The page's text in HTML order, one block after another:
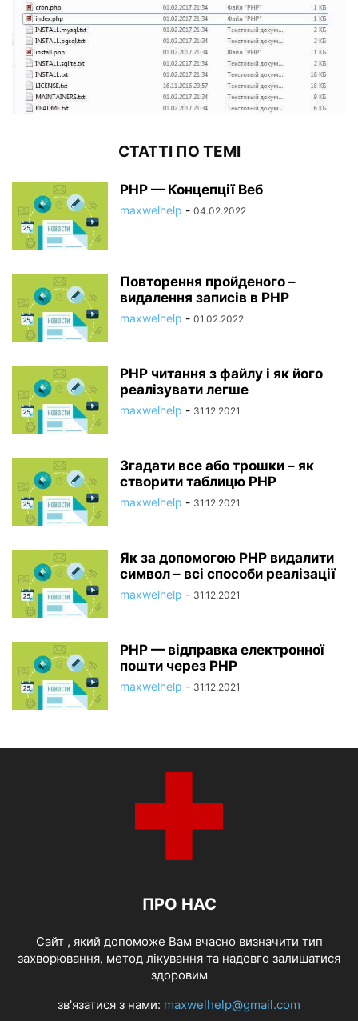
СТАТТІ ПО ТЕМІ
PHP — Концепції Веб
maxwelhelp - 04.02.2022
Повторення пройденого –
видалення записів в PHP
maxwelhelp - 01.02.2022
PHP читання з файлу і як його
реалізувати легше
maxwelhelp - 31.12.2021
Згадати все або трошки – як
створити таблицю PHP
maxwelhelp - 31.12.2021
Як за допомогою PHP видалити
символ – всі способи реалізації
maxwelhelp - 31.12.2021
PHP — відправка електронної
пошти через PHP
maxwelhelp - 31.12.2021
ПРО НАС
Cайт , який допоможе Вам вчасно визначити тип
захворювання, метод лікування та надовго залишатися
здоровим
зв'язатися з нами: maxwelhelp@gmail.com